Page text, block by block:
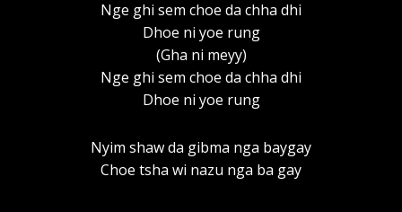
Nge ghi sem choe da chha dhi
Dhoe ni yoe rung
(Gha ni meyy)
Nge ghi sem choe da chha dhi
Dhoe ni yoe rung
Nyim shaw da gibma nga baygay
Choe tsha wi nazu nga ba gay